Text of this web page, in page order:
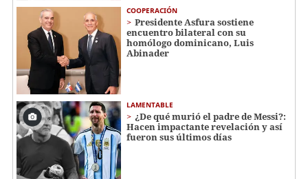
COOPERACIÓN
Presidente Asfura sostiene
encuentro bilateral con su
homólogo dominicano, Luis
Abinader
LAMENTABLE
¿De qué murió el padre de Messi?:
Hacen impactante revelación y así
fueron sus últimos días